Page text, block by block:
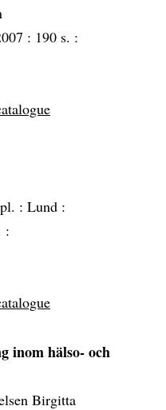
: 190 s. :
: Lund :
:
inom hälso- och
Birgitta